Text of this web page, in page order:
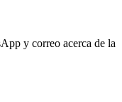
y correo acerca de la